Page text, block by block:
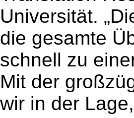
Universität.
die gesamte
schnell zu
Mit der
wir in der